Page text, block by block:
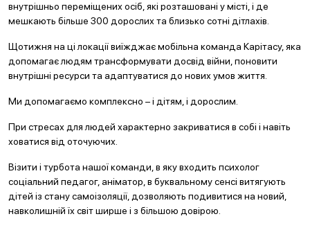
внутрішньо переміщених осіб, які розташовані у місті, і де
мешкають більше 300 дорослих та близько сотні дітлахів.
Щотижня на ці локації виїжджає мобільна команда Карітасу, яка
допомагає людям трансформувати досвід війни, поновити
внутрішні ресурси та адаптуватися до нових умов життя.
Ми допомагаємо комплексно – і дітям, і дорослим.
При стресах для людей характерно закриватися в собі і навіть
ховатися від оточуючих.
Візити і турбота нашої команди, в яку входить психолог
соціальний педагог, аніматор, в буквальному сенсі витягують
дітей із стану самоізоляції, дозволяють подивитися на новий,
навколишній їх світ ширше і з більшою довірою.